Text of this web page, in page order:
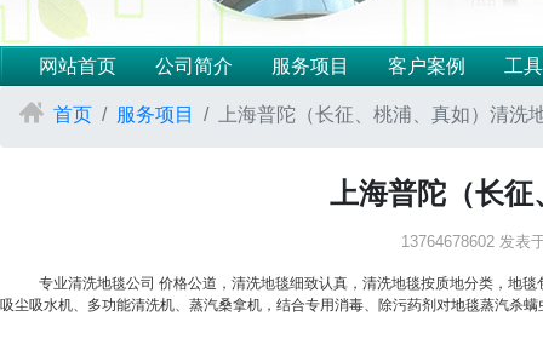
网站首页 公司简介 服务项目 客户案例 工
首页 服务项目 上海普陀（长征、桃浦、真如）清洗
上海普陀（长
13764678602 发表
专业清洗地毯公司 价格公道，清洗地毯细致认真，清洗地毯按质地分类，地
吸尘吸水机、多功能清洗机、蒸汽桑拿机，结合专用消毒、除污药剂对地毯蒸汽杀螨